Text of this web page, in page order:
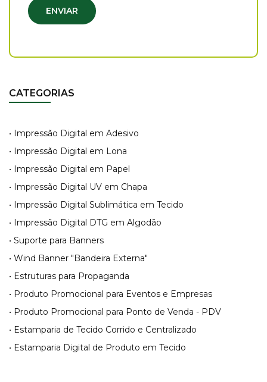
ENVIAR
CATEGORIAS
• Impressão Digital em Adesivo
• Impressão Digital em Lona
• Impressão Digital em Papel
• Impressão Digital UV em Chapa
• Impressão Digital Sublimática em Tecido
• Impressão Digital DTG em Algodão
• Suporte para Banners
• Wind Banner "Bandeira Externa"
• Estruturas para Propaganda
• Produto Promocional para Eventos e Empresas
• Produto Promocional para Ponto de Venda - PDV
• Estamparia de Tecido Corrido e Centralizado
• Estamparia Digital de Produto em Tecido